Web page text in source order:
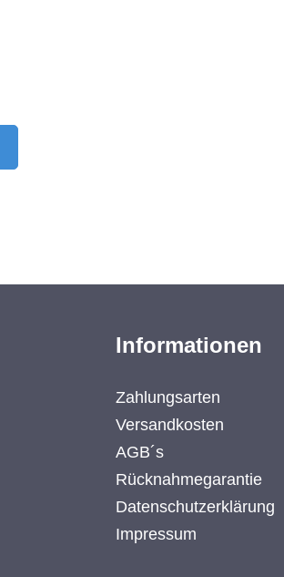
den gewünschten Wert
Informationen
Zahlungsarten
Versandkosten
AGB´s
Rücknahmegarantie
Datenschutzerklärung
Impressum